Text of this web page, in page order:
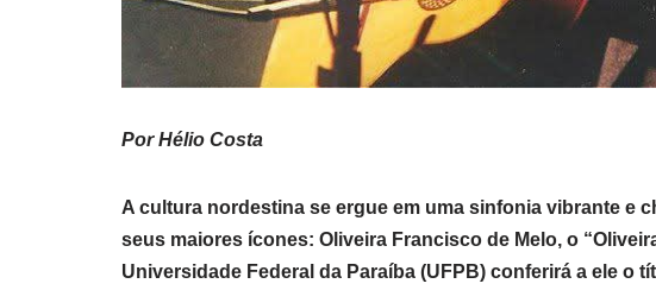
Por Hélio Costa
A cultura nordestina se ergue em uma sinfonia vibrante e
seus maiores ícones: Oliveira Francisco de Melo, o
Universidade Federal da Paraíba (UFPB) conferirá a ele o